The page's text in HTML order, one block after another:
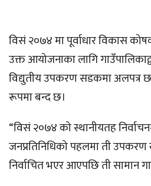
विसं २०७४ मा पूर्वाधार विकास
उक्त आयोजनाका लागि
विद्युतीय उपकरण सडकमा अलपत्र
रूपमा बन्द छ।
“विसं २०७४ को स्थानीयतह
जनप्रतिनिधिको पहलमा ती उपकरण
निर्वाचित भएर आएपछि ती सामान